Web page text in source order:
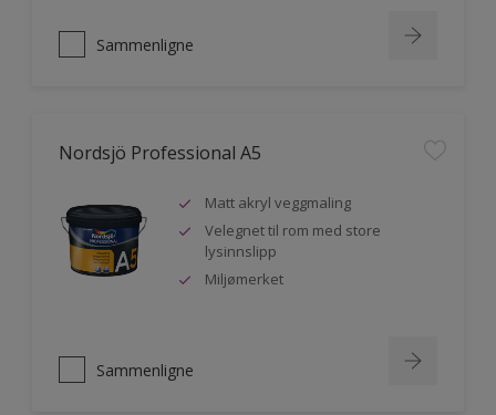
Sammenligne
Nordsjö Professional A5
Matt akryl veggmaling
Velegnet til rom med store
lysinnslipp
Miljømerket
Sammenligne